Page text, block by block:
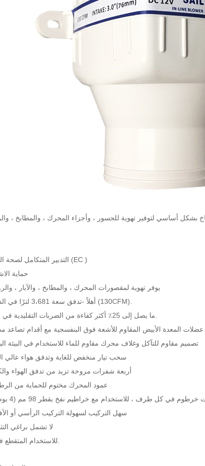
1. التدبير المتكامل لصحة الطفل (EC )
2. حماية
3. يوفر تهوية لمقصورات المحرك ، والمطابخ ، والآبار ،
4. أهلاً -تدفق سعة 3،681 لترًا في الدقيقة (130CFM).
عضلات المعدة الأبيض المقاوم للأشعة فوق البنفسجية مع أقدام تصاعد
7. تصميم مقاوم للتآكل وغلاف محرك مقاوم للماء للاستخدام في البيئة
8. سحب تيار منخفض للغاية وتدفق هواء عالي
9. أربعة شفرات مروحة تزيد من تدفق الهواء
10. عمود المحرك مختوم للحماية من
خرطوم في كل طرف ، للاستخدام مع خراطيم نفخ بقطر 98 مم (4 بوصة)
12. سهل التركيب لسهولة التركيب الرأسي أو
13. لا تشمل براغي